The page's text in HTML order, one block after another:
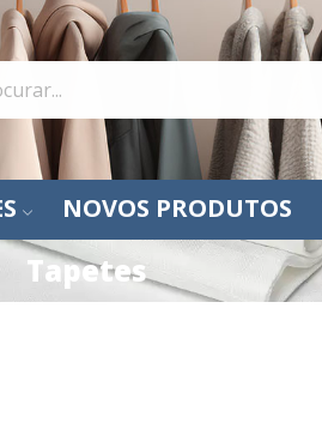
NOVOS PRODUTOS
Tapetes